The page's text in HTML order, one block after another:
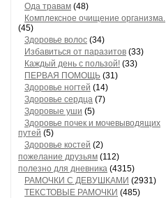
Ода травам (48)
Комплексное очищение организма.
(45)
Здоровье волос (34)
Избавиться от паразитов (33)
Каждый день с пользой! (33)
ПЕРВАЯ ПОМОЩЬ (31)
Здоровье ногтей (14)
Здоровье сердца (7)
Здоровые уши (5)
Здоровье почек и мочевыводящих
путей (5)
Здоровье костей (2)
пожелание друзьям (112)
полезно для дневника (4315)
РАМОЧКИ С ДЕВУШКАМИ (2931)
ТЕКСТОВЫЕ РАМОЧКИ (485)